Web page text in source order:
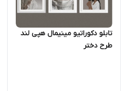
تابلو دکوراتیو مینیمال هپی لند
طرح دختر